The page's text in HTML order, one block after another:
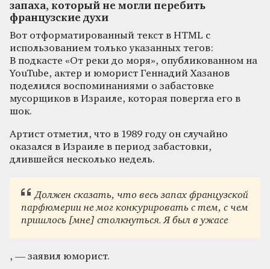
запаха, который не могли перебить
французские духи
Вот отформатированный текст в HTML с
использованием только указанных тегов:
В подкасте «От реки до моря», опубликованном на
YouTube, актер и юморист Геннадий Хазанов
поделился воспоминаниями о забастовке
мусорщиков в Израиле, которая повергла его в
шок.
Артист отметил, что в 1989 году он случайно
оказался в Израиле в период забастовки,
длившейся несколько недель.
Должен сказать, что весь запах французской
парфюмерии не мог конкурировать с тем, с чем
пришлось [мне] столкнуться. Я был в ужасе
, — заявил юморист.